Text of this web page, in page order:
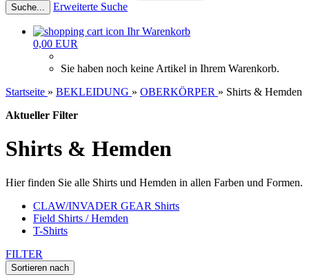
Suche... Erweiterte Suche
Ihr Warenkorb
0,00 EUR
Sie haben noch keine Artikel in Ihrem Warenkorb.
Startseite » BEKLEIDUNG » OBERKÖRPER » Shirts & Hemden
Aktueller Filter
Shirts & Hemden
Hier finden Sie alle Shirts und Hemden in allen Farben und Formen.
CLAW/INVADER GEAR Shirts
Field Shirts / Hemden
T-Shirts
FILTER
Sortieren nach